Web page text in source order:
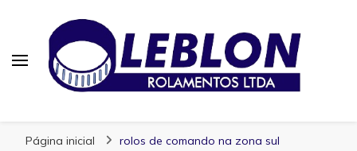
Página inicial rolos de comando na zona sul